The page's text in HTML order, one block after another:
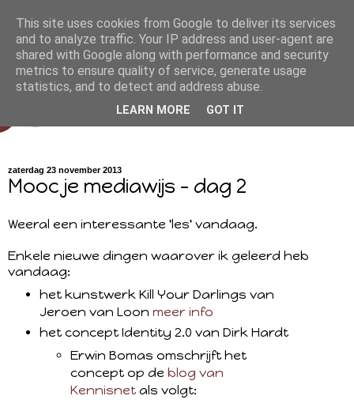
zaterdag 23 november 2013
Mooc je mediawijs - dag 2
Weeral een interessante 'les' vandaag.
Enkele nieuwe dingen waarover ik geleerd heb
vandaag:
het kunstwerk Kill Your Darlings van
Jeroen van Loon meer info
het concept Identity 2.0 van Dirk Hardt
Erwin Bomas omschrijft het
concept op de blog van
Kennisnet als volgt:
This site uses cookies from Google to deliver its services
and to analyze traffic. Your IP address and user-agent are
shared with Google along with performance and security
metrics to ensure quality of service, generate usage
statistics, and to detect and address abuse.
LEARN MORE GOT IT